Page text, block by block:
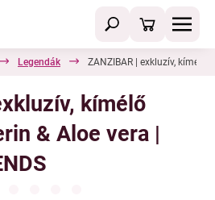
Legendák ZANZIBAR | exkluzív, kímélő
kímélő
& Aloe vera |